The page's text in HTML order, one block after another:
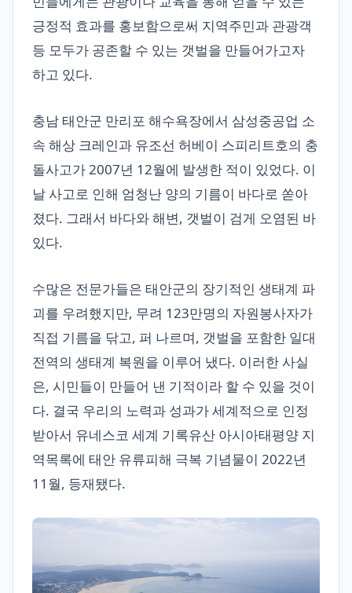
긍정적 효과를 홍보함으로써 지역주민과 관광객
등 모두가 공존할 수 있는 갯벌을 만들어가고자
하고 있다.
충남 태안군 만리포 해수욕장에서 삼성중공업 소
속 해상 크레인과 유조선 허베이 스피리트호의 충
돌사고가 2007년 12월에 발생한 적이 있었다. 이
날 사고로 인해 엄청난 양의 기름이 바다로 쏟아
졌다. 그래서 바다와 해변, 갯벌이 검게 오염된 바
있다.
수많은 전문가들은 태안군의 장기적인 생태계 파
괴를 우려했지만, 무려 123만명의 자원봉사자가
직접 기름을 닦고, 퍼 나르며, 갯벌을 포함한 일대
전역의 생태계 복원을 이루어 냈다. 이러한 사실
은, 시민들이 만들어 낸 기적이라 할 수 있을 것이
다. 결국 우리의 노력과 성과가 세계적으로 인정
받아서 유네스코 세계 기록유산 아시아태평양 지
역목록에 태안 유류피해 극복 기념물이 2022년
11월, 등재됐다.